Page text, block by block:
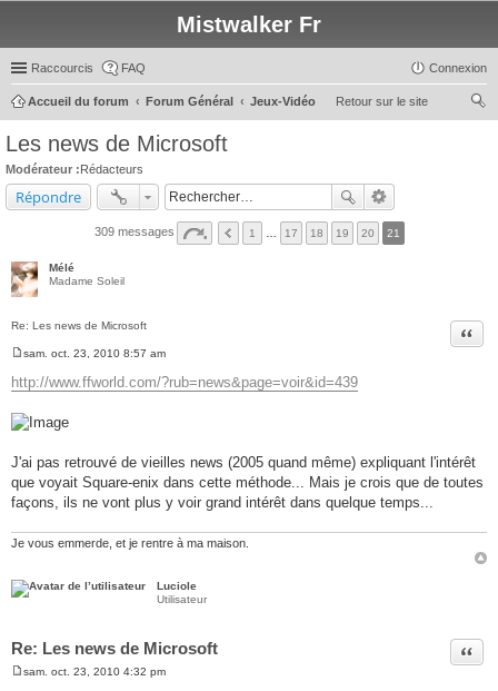
Mistwalker Fr
Raccourcis FAQ Connexion
Retour sur le site
Accueil du forum Forum Général
Jeux-Vidéo
Les news de Microsoft
Modérateur :Rédacteurs
Répondre
309 messages 1 17 18 19 20 21
Mélé
Madame Soleil
Re: Les news de Microsoft Citer
e
s
a
g
sam. oct. 23, 2010 8:57 am
http://www.ffworld.com/?rub=news&page=voir&id=439
J'ai pas retrouvé de vieilles news (2005 quand même) expliquant l'intérêt
que voyait Square-enix dans cette méthode... Mais je crois que de toutes
façons, ils ne vont plus y voir grand intérêt dans quelque temps...
Je vous emmerde, et je rentre à ma maison.
Luciole
Utilisateur
Re: Les news de Microsoft Citer
sam. oct. 23, 2010 4:32 pm